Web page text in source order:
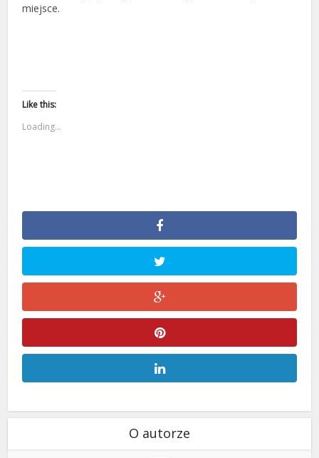
miejsce.
Like this:
Loading...
O autorze